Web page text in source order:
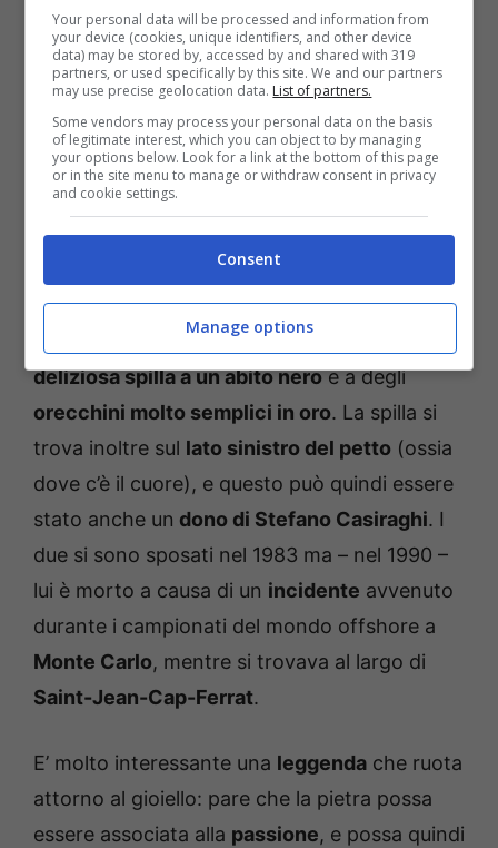
Carolina ha inoltre scelto di
deliziosa spilla a un abito neroe a degli
orecchini molto semplici in oro. La spilla si
trova inoltre sul lato sinistro del petto (ossia
dove c’è il cuore), e questo può quindi essere
stato anche un dono di Stefano Casiraghi. I
due si sono sposati nel 1983 ma – nel 1990 –
lui è morto a causa di un incidente avvenuto
durante i campionati del mondo offshore a
Monte Carlo, mentre si trovava al largo di
Saint-Jean-Cap-Ferrat.
E’ molto interessante una leggenda che ruota
attorno al gioiello: pare che la pietra possa
essere associata alla passione, e possa quindi
Your personal data will be processed and information from
your device (cookies, unique identifiers, and other device
data) may be stored by, accessed by and shared with 319
partners, or used specifically by this site. We and our partners
may use precise geolocation data. List of partners.
Some vendors may process your personal data on the basis
of legitimate interest, which you can object to by managing
your options below. Look for a link at the bottom of this page
or in the site menu to manage or withdraw consent in privacy
and cookie settings.
Consent
Manage options